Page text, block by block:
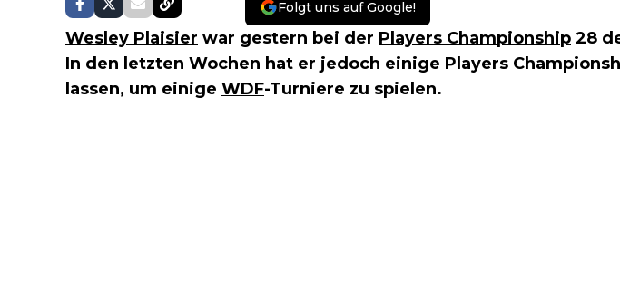
Folgt uns auf Google!
Wesley Plaisier war gestern bei der Players Championship 28
In den letzten Wochen hat er jedoch einige Players
lassen, um einige WDF-Turniere zu spielen.